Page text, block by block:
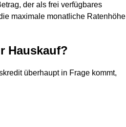
der als frei verfügbares
maximale monatliche Ratenhöhe
Hauskauf?
überhaupt in Frage kommt,